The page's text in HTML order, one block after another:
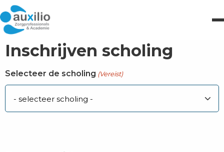
Inschrijven scholing
Selecteer de scholing (Vereist)